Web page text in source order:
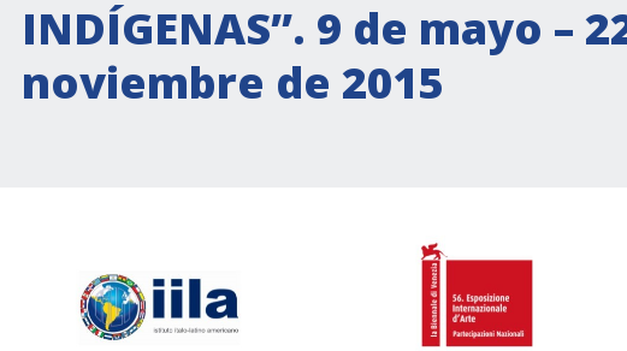
INDÍGENAS”. 9 de mayo –
noviembre de 2015